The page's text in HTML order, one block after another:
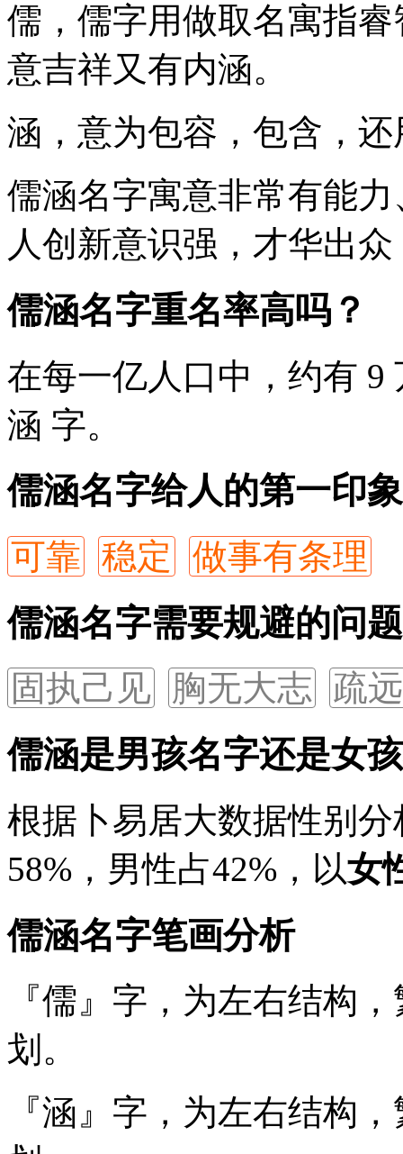
儒 ，儒字用做取名寓指
意吉祥又有内涵。
涵 ，意为包容，包含，
儒涵名字寓意非常有能
人创新意识强，才华出
儒涵名字重名率高吗？
在每一亿人口中，约有 9
涵 字。
儒涵名字给人的第一印象
可靠 稳定 做事有条理
儒涵名字需要规避的问题
固执己见 胸无大志 疏远
儒涵是男孩名字还是女
根据卜易居大数据性别
58% ，男性占42% ，以女
儒涵名字笔画分析
『儒』 字，为左右结构
划。
『涵』 字，为左右结构